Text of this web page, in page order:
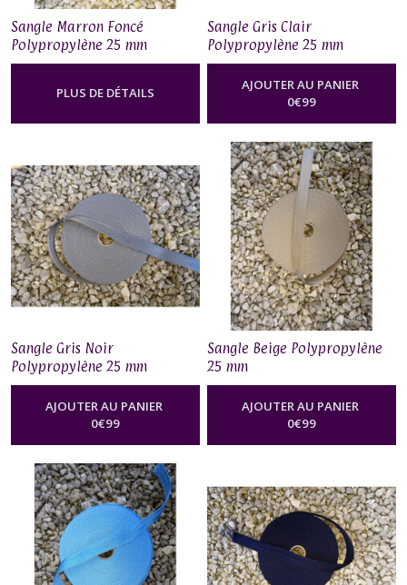
Sangle Marron Foncé
Polypropylène 25 mm
PLUS DE DÉTAILS
Sangle Gris Clair
Polypropylène 25 mm
AJOUTER AU PANIER
0€99
Sangle Gris Noir
Polypropylène 25 mm
AJOUTER AU PANIER
0€99
Sangle Beige Polypropylène
25 mm
AJOUTER AU PANIER
0€99